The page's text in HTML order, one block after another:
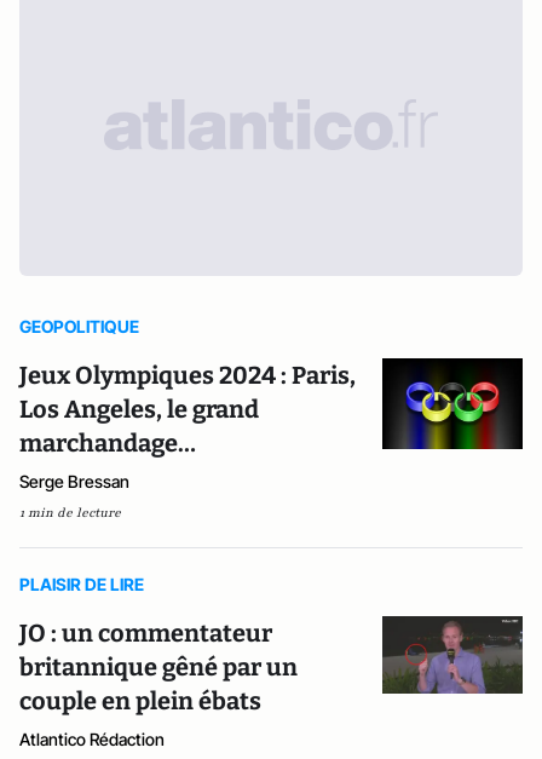
GEOPOLITIQUE
Jeux Olympiques 2024 : Paris,
Los Angeles, le grand
marchandage…
Serge Bressan
1 min de lecture
PLAISIR DE LIRE
JO : un commentateur
britannique gêné par un
couple en plein ébats
Atlantico Rédaction